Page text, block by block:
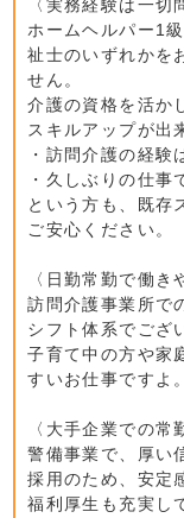
〈実務経験は一切
ホームヘルパー1
祉士のいずれかを
せん。
介護の資格を活か
スキルアップが出
・訪問介護の経験
・久しぶりの仕事
という方も、既存
ご安心ください。
〈日勤常勤で働き
訪問介護事業所で
シフト体系でござ
子育て中の方や家
すいお仕事ですよ。
〈大手企業での常
警備事業で、厚い
採用のため、安定
福利厚生も充実し